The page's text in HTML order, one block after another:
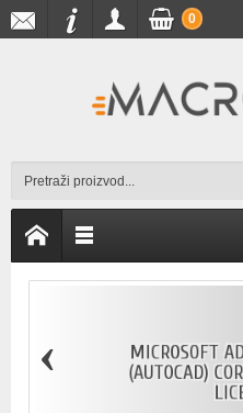
0
MICROSOFT
(AUTOCAD)
‹